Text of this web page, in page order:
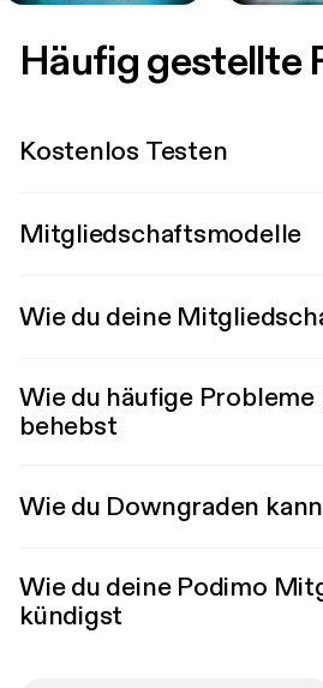
Häufig gestellte
Kostenlos Testen
Mitgliedschaftsmodelle
Wie du deine
Wie du häufige
behebst
Wie du Downgraden
Wie du deine Podimo
kündigst